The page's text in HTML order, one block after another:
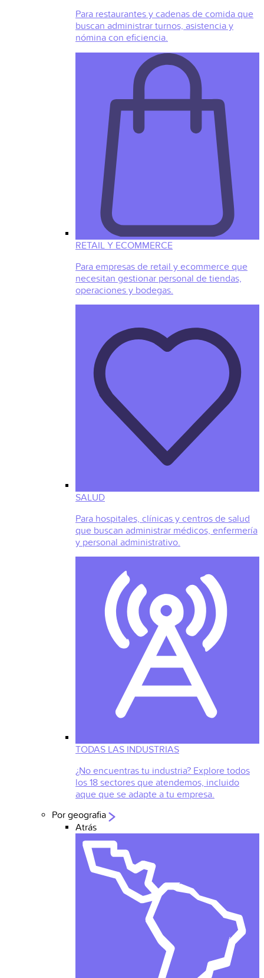
Para restaurantes y cadenas de comida que
buscan administrar turnos, asistencia y
nómina con eficiencia.
RETAIL Y ECOMMERCE
Para empresas de retail y ecommerce que
necesitan gestionar personal de tiendas,
operaciones y bodegas.
SALUD
Para hospitales, clínicas y centros de salud
que buscan administrar médicos, enfermería
y personal administrativo.
TODAS LAS INDUSTRIAS
¿No encuentras tu industria? Explore todos
los 18 sectores que atendemos, incluido
aque que se adapte a tu empresa.
Por geografia
Atrás